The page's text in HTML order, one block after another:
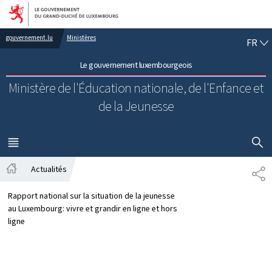
Aller au menu principal
Aller au contenu
gouvernement.lu Ministères
Le gouvernement luxembourgeois
Ministère de l'Éducation nationale, de l'Enfance et
de la Jeunesse
FR
MENU
PRINCIPAL
Actualités
Rapport national sur la situation de la jeunesse
au Luxembourg: vivre et grandir en ligne et hors
ligne